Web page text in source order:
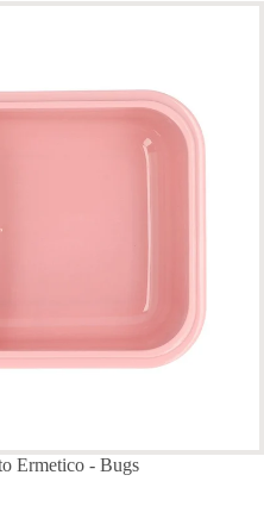
Ermetico - Bugs